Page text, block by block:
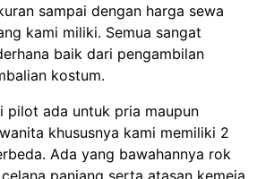
sampai dengan harga sewa
kami miliki. Semua sangat
baik dari pengambilan
kostum.
pilot ada untuk pria maupun
khususnya kami memiliki 2
Ada yang bawahannya rok
panjang serta atasan kemeja